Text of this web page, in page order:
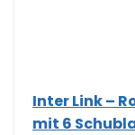
Inter Link –
mit 6